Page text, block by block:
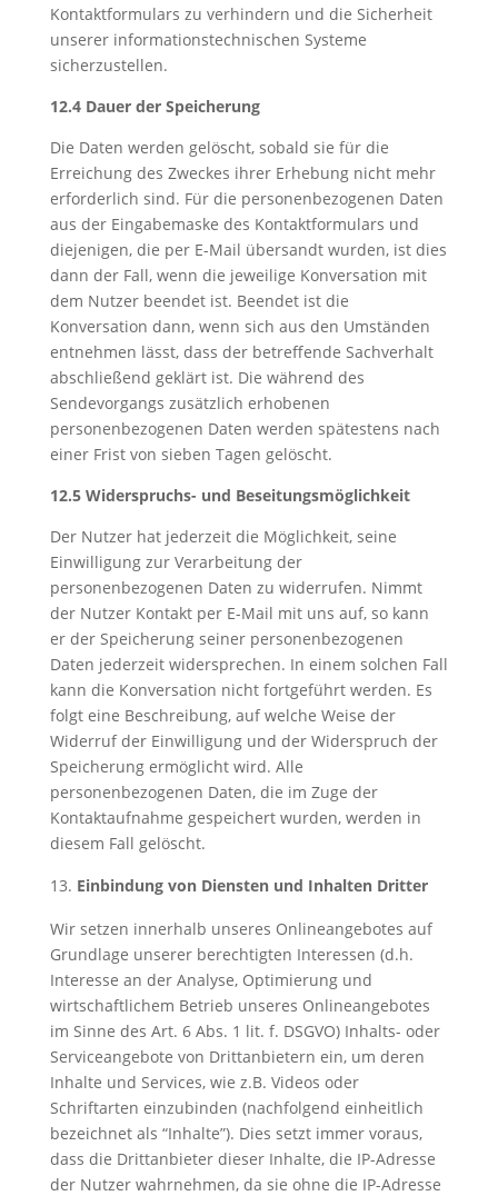
Kontaktformulars zu verhindern und die Sicherheit
unserer informationstechnischen Systeme
sicherzustellen.
12.4 Dauer der Speicherung
Die Daten werden gelöscht, sobald sie für die
Erreichung des Zweckes ihrer Erhebung nicht mehr
erforderlich sind. Für die personenbezogenen Daten
aus der Eingabemaske des Kontaktformulars und
diejenigen, die per E-Mail übersandt wurden, ist dies
dann der Fall, wenn die jeweilige Konversation mit
dem Nutzer beendet ist. Beendet ist die
Konversation dann, wenn sich aus den Umständen
entnehmen lässt, dass der betreffende Sachverhalt
abschließend geklärt ist. Die während des
Sendevorgangs zusätzlich erhobenen
personenbezogenen Daten werden spätestens nach
einer Frist von sieben Tagen gelöscht.
12.5 Widerspruchs- und Beseitungsmöglichkeit
Der Nutzer hat jederzeit die Möglichkeit, seine
Einwilligung zur Verarbeitung der
personenbezogenen Daten zu widerrufen. Nimmt
der Nutzer Kontakt per E-Mail mit uns auf, so kann
er der Speicherung seiner personenbezogenen
Daten jederzeit widersprechen. In einem solchen Fall
kann die Konversation nicht fortgeführt werden. Es
folgt eine Beschreibung, auf welche Weise der
Widerruf der Einwilligung und der Widerspruch der
Speicherung ermöglicht wird. Alle
personenbezogenen Daten, die im Zuge der
Kontaktaufnahme gespeichert wurden, werden in
diesem Fall gelöscht.
Einbindung von Diensten und Inhalten Dritter
Wir setzen innerhalb unseres Onlineangebotes auf
Grundlage unserer berechtigten Interessen (d.h.
Interesse an der Analyse, Optimierung und
wirtschaftlichem Betrieb unseres Onlineangebotes
im Sinne des Art. 6 Abs. 1 lit. f. DSGVO) Inhalts- oder
Serviceangebote von Drittanbietern ein, um deren
Inhalte und Services, wie z.B. Videos oder
Schriftarten einzubinden (nachfolgend einheitlich
bezeichnet als “Inhalte”). Dies setzt immer voraus,
dass die Drittanbieter dieser Inhalte, die IP-Adresse
der Nutzer wahrnehmen, da sie ohne die IP-Adresse